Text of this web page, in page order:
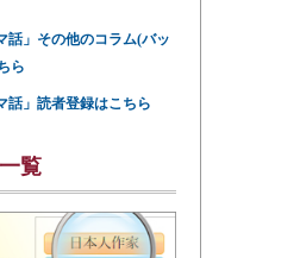
話」その他のコラム(バッ
ら
話」読者登録はこちら
覧